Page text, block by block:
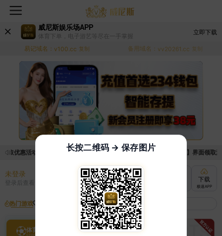
威尼斯娱乐场APP
体育下单，电子游艺等尽在一手掌握
立即下载
易记域名： v100.cc 复制 备用域名： vv20261.cc 复制
取优惠活动的手续麻烦，已新增优惠系统，现在可以前往【福利中心】界面领取
未登录
登录后查看 充值
快速到账
下载
极速APP
热门游戏
体育
长按二维码 → 保存图片